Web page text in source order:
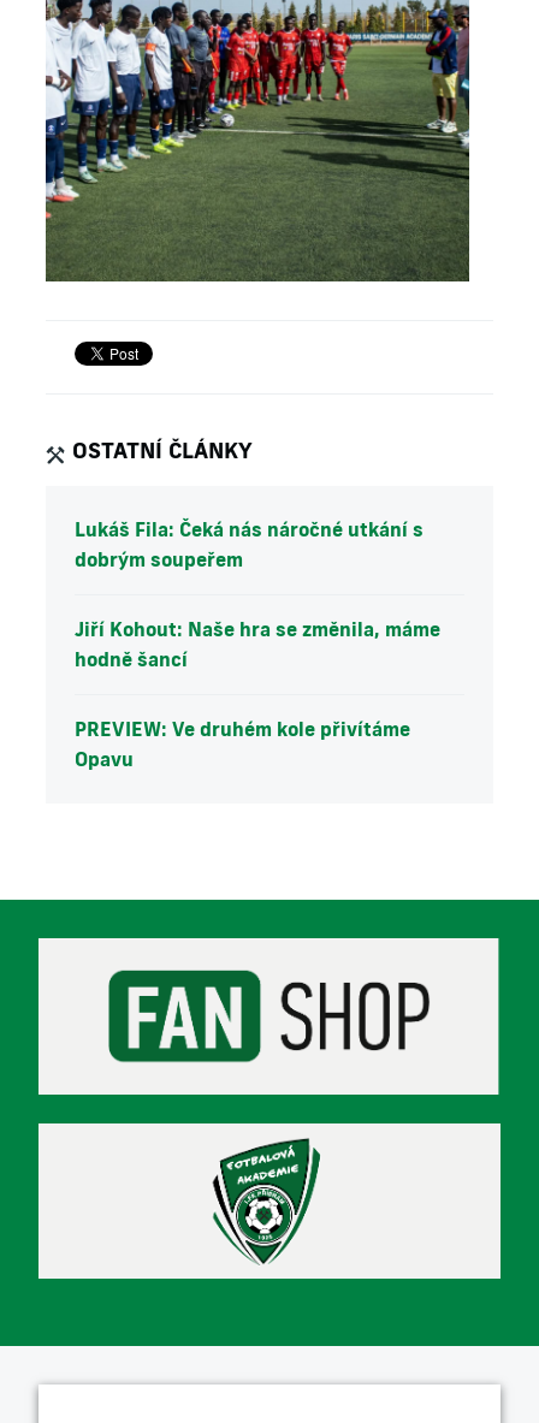
OSTATNÍ ČLÁNKY
Lukáš Fila: Čeká nás náročné utkání s
dobrým soupeřem
Jiří Kohout: Naše hra se změnila, máme
hodně šancí
PREVIEW: Ve druhém kole přivítáme
Opavu